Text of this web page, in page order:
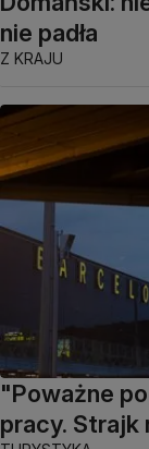
nie padła
Z KRAJU
"Poważne
pracy. Strajk